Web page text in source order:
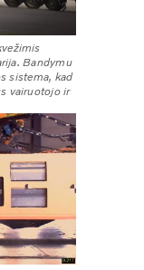
Bandymu
sistema, kad
vairuotojo ir